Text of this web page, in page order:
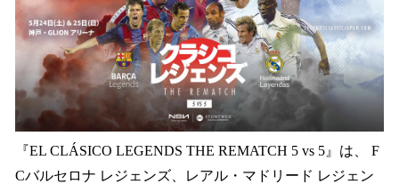
み
込
中
で
す
『EL CLÁSICO LEGENDS THE REMATCH 5 vs 5』は、 F
Cバルセロナ レジェンズ、レアル・マドリード レジェン